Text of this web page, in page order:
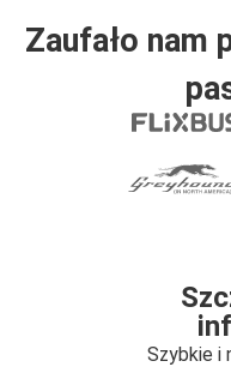
Zaufało nam
Szybkie i